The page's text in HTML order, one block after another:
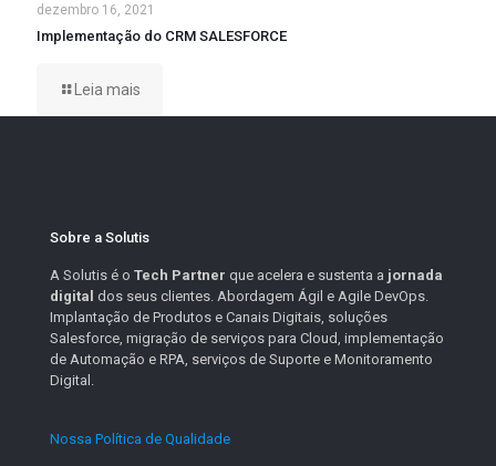
dezembro 16, 2021
Implementação do CRM SALESFORCE
Leia mais
Sobre a Solutis
A Solutis é o Tech Partner que acelera e sustenta a jornada
digital dos seus clientes. Abordagem Ágil e Agile DevOps.
Implantação de Produtos e Canais Digitais, soluções
Salesforce, migração de serviços para Cloud, implementação
de Automação e RPA, serviços de Suporte e Monitoramento
Digital.
Nossa Política de Qualidade